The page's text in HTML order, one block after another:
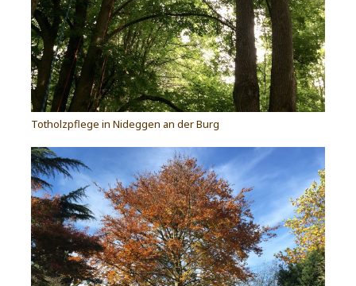
Totholzpflege in Nideggen an der Burg